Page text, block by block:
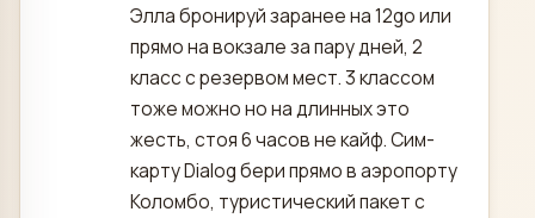
Элла бронируй заранее на 12go или
прямо на вокзале за пару дней, 2
класс с резервом мест. 3 классом
тоже можно но на длинных это
жесть, стоя 6 часов не кайф. Сим-
карту Dialog бери прямо в аэропорту
Коломбо, туристический пакет с